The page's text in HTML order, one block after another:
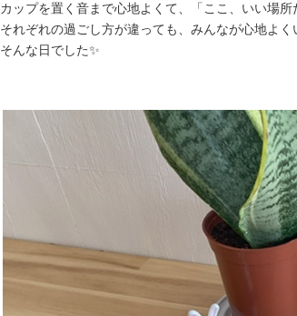
カップを置く音まで心地よくて、「ここ、いい場
それぞれの過ごし方が違っても、みんなが心地よく
そんな日でした✨